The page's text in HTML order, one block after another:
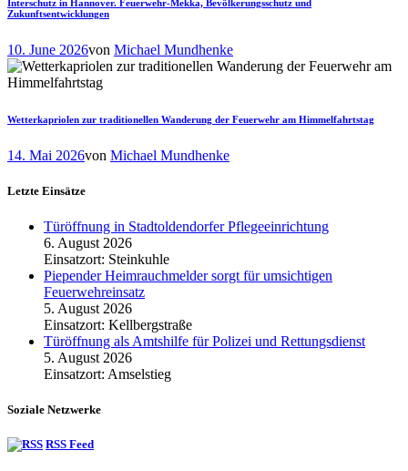
Interschutz in Hannover. Feuerwehr-Mekka, Bevölkerungsschutz und
Zukunftsentwicklungen
10. June 2026von Michael Mundhenke
Wetterkapriolen zur traditionellen Wanderung der Feuerwehr am Himmelfahrtstag
14. Mai 2026von Michael Mundhenke
Letzte Einsätze
Türöffnung in Stadtoldendorfer Pflegeeinrichtung
6. August 2026
Einsatzort: Steinkuhle
Piepender Heimrauchmelder sorgt für umsichtigen
Feuerwehreinsatz
5. August 2026
Einsatzort: Kellbergstraße
Türöffnung als Amtshilfe für Polizei und Rettungsdienst
5. August 2026
Einsatzort: Amselstieg
Soziale Netzwerke
RSS Feed